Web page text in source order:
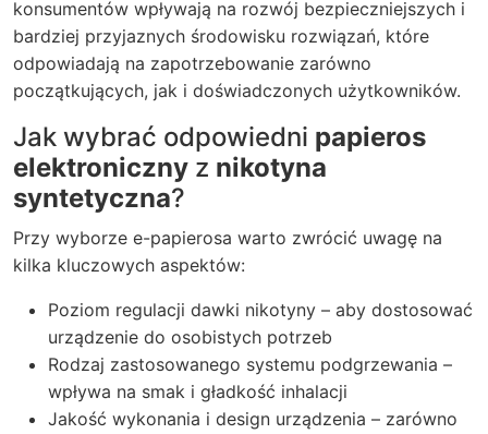
konsumentów wpływają na rozwój bezpieczniejszych i
bardziej przyjaznych środowisku rozwiązań, które
odpowiadają na zapotrzebowanie zarówno
początkujących, jak i doświadczonych użytkowników.
Jak wybrać odpowiedni papieros
elektroniczny z nikotyna
syntetyczna?
Przy wyborze e-papierosa warto zwrócić uwagę na
kilka kluczowych aspektów:
Poziom regulacji dawki nikotyny – aby dostosować
urządzenie do osobistych potrzeb
Rodzaj zastosowanego systemu podgrzewania –
wpływa na smak i gładkość inhalacji
Jakość wykonania i design urządzenia – zarówno